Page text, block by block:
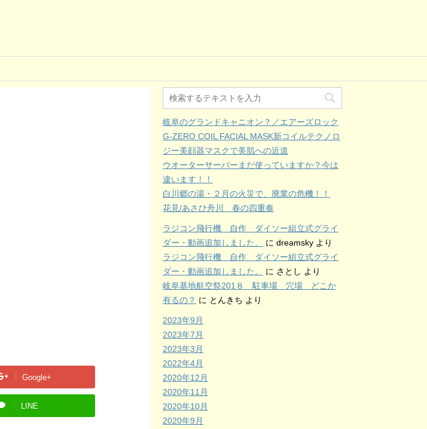
Google+
LINE
岐阜のグランドキャニオン？／エアーズロック
G-ZERO COIL FACIAL MASK新コイルテクノロ
ジー美顔器マスクで美肌への近道
ウオーターサーバーまだ使っていますか？今は
違います！！
白川郷の湯・２月の火災で、廃業の危機！！
花見/あさひ舟川 春の四重奏
ラジコン飛行機 自作 ダイソー組立式グライ
ダー・動画追加しました。
に dreamsky より
ラジコン飛行機 自作 ダイソー組立式グライ
ダー・動画追加しました。
に さとし より
岐阜基地航空祭201８ 駐車場 穴場 どこか
有るの？ に とんきち より
2023年9月
2023年7月
2023年3月
2022年4月
2020年12月
2020年11月
2020年10月
2020年9月